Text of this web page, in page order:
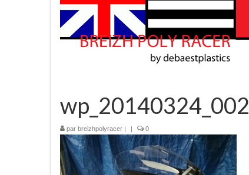
wp_20140324_002
par breizhpolyracer 0